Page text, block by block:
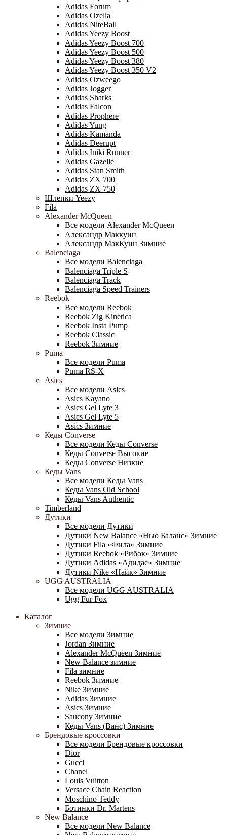
Adidas Forum
Adidas Ozelia
Adidas NiteBall
Adidas Yeezy Boost
Adidas Yeezy Boost 700
Adidas Yeezy Boost 500
Adidas Yeezy Boost 380
Adidas Yeezy Boost 350 V2
Adidas Ozweego
Adidas Jogger
Adidas Sharks
Adidas Falcon
Adidas Prophere
Adidas Yung
Adidas Kamanda
Adidas Deerupt
Adidas Iniki Runner
Adidas Gazelle
Adidas Stan Smith
Adidas ZX 700
Adidas ZX 750
Шлепки Yeezy
Fila
Alexander McQueen
Все модели Alexander McQueen
Александр Маккуин
Александр МакКуин Зимние
Balenciaga
Все модели Balenciaga
Balenciaga Triple S
Balenciaga Track
Balenciaga Speed Trainers
Reebok
Все модели Reebok
Reebok Zig Kinetica
Reebok Insta Pump
Reebok Classic
Reebok Зимние
Puma
Все модели Puma
Puma RS-X
Asics
Все модели Asics
Asics Kayano
Asics Gel Lyte 3
Asics Gel Lyte 5
Asics Зимние
Кеды Converse
Все модели Кеды Converse
Кеды Converse Высокие
Кеды Converse Низкие
Кеды Vans
Все модели Кеды Vans
Кеды Vans Old School
Кеды Vans Authentic
Timberland
Дутики
Все модели Дутики
Дутики New Balance «Нью Баланс» Зимние
Дутики Fila «Фила» Зимние
Дутики Reebok «Рибок» Зимние
Дутики Adidas «Адидас» Зимние
Дутики Nike «Найк» Зимние
UGG AUSTRALIA
Все модели UGG AUSTRALIA
Ugg Fur Fox
Каталог
Зимние
Все модели Зимние
Jordan Зимние
Alexander McQueen Зимние
New Balance зимние
Fila зимние
Reebok Зимние
Nike Зимние
Adidas Зимние
Asics Зимние
Saucony Зимние
Кеды Vans (Ванс) Зимние
Брендовые кроссовки
Все модели Брендовые кроссовки
Dior
Gucci
Chanel
Louis Vuitton
Versace Chain Reaction
Moschino Teddy
Ботинки Dr. Martens
New Balance
Все модели New Balance